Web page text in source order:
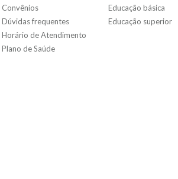
Convênios
Dúvidas frequentes
Horário de Atendimento
Plano de Saúde
Educação básica
Educação superior